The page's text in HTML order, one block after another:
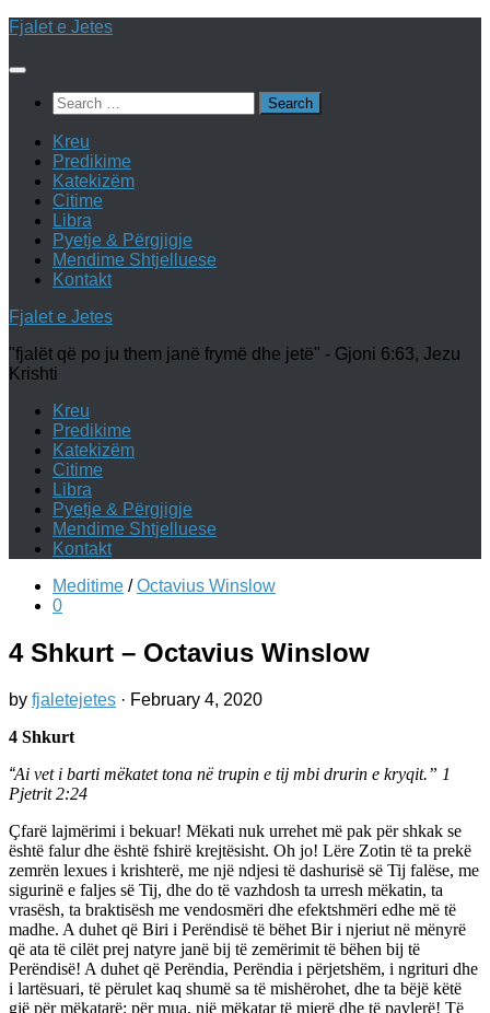
Skip
content
Fjalet e Jetes
Search
for:
Kreu
Predikime
Katekizëm
Citime
Libra
Pyetje & Përgjigje
Mendime Shtjelluese
Kontakt
Fjalet e Jetes
"fjalët që po ju them janë frymë dhe jetë" - Gjoni 6:63, Jezu
Krishti
Kreu
Predikime
Katekizëm
Citime
Libra
Pyetje & Përgjigje
Mendime Shtjelluese
Kontakt
Meditime / Octavius Winslow
0
4 Shkurt – Octavius Winslow
by fjaletejetes · February 4, 2020
4 Shkurt
“Ai vet i barti mëkatet tona në trupin e tij mbi drurin e kryqit.” ‭‭1
Pjetrit‬ ‭2:24‬
Çfarë lajmërimi i bekuar! Mëkati nuk urrehet më pak për shkak se
është falur dhe është fshirë krejtësisht. Oh jo! Lëre Zotin të ta prekë
zemrën lexues i krishterë, me një ndjesi të dashurisë së Tij falëse, me
sigurinë e faljes së Tij, dhe do të vazhdosh ta urresh mëkatin, ta
vrasësh, ta braktisësh me vendosmëri dhe efektshmëri edhe më të
madhe. A duhet që Biri i Perëndisë të bëhet Bir i njeriut në mënyrë
që ata të cilët prej natyre janë bij të zemërimit të bëhen bij të
Perëndisë! A duhet që Perëndia, Perëndia i përjetshëm, i ngrituri dhe
i lartësuari, të përulet kaq shumë sa të mishërohet, dhe ta bëjë këtë
gjë për mëkatarë; për mua, një mëkatar të mjerë dhe të pavlerë! Të